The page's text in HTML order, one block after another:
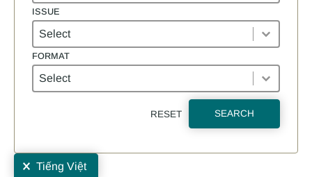
ISSUE
ISSUE
Issue
FORMAT
FORMAT
Format
RESET SEARCH
Results
Selections
Tiếng Việt